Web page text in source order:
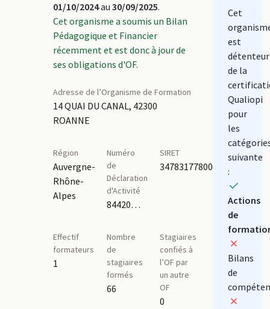
01/10/2024au 30/09/2025.
Cet organisme a soumis un Bilan
Pédagogique et Financier
récemment et est donc à jour de
ses obligations d'OF.
Adresse de l’Organisme de Formation
14 QUAI DU CANAL, 42300
ROANNE
Région
Auvergne-
Rhône-
Alpes
Numéro
de
Déclaration
d'Activité
84420390942,84420298142,84420357942,82420243042
SIRET
34783177800027
Effectif
formateurs
1
Nombre
de
stagiaires
formés
66
Stagiaires
confiés à
l’OF par
un autre
OF
0
Cet
est
détenteur
de la
Qualiopi
pour
les
suivante
:
Actions
de
Bilans
de